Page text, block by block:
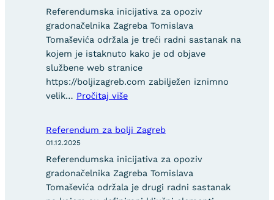
MOBILIZACIJA
VOLONTERA
ZA
BOLJI
Referendumska inicijativa za opoziv
gradonačelnika Zagreba Tomislava
Tomaševića održala je treći radni sastanak na
kojem je istaknuto kako je od objave
službene web stranice
https://boljizagreb.com zabilježen iznimno
velik… Pročitaj više:
volontera
Referendum za bolji Zagreb
01.12.2025
Referendumska inicijativa za opoziv
gradonačelnika Zagreba Tomislava
Tomaševića održala je drugi radni sastanak